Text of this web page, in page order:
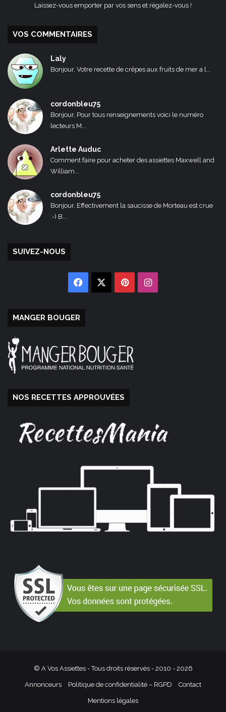
Laissez-vous emporter par vos sens et régalez-vous !
VOS COMMENTAIRES
Laly
Bonjour, Votre recette de crêpes aux fruits de mer a l...
cordonbleu75
Bonjour, Pour tous renseignements voici le numéro
lecteurs M...
Arlette Auduc
Comment faire pour acheter des assiettes Maxwell and
William...
cordonbleu75
Bonjour, Effectivement la saucisse de Morteau est crue
:-) B...
SUIVEZ-NOUS
Facebook PinterestInstagram
MANGER BOUGER
NOS RECETTES APPROUVÉES
© A Vos Assiettes - Tous droits réservés - 2010 - 2026
Annonceurs Politique de confidentialité – RGPD Contact
Mentions légales